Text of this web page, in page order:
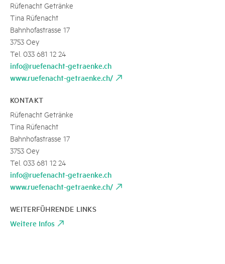
Rüfenacht Getränke
Tina Rüfenacht
Bahnhofastrasse 17
3753 Oey
Tel. 033 681 12 24
info@ruefenacht-getraenke.ch
www.ruefenacht-getraenke.ch/
KONTAKT
Rüfenacht Getränke
Tina Rüfenacht
Bahnhofastrasse 17
3753 Oey
Tel. 033 681 12 24
info@ruefenacht-getraenke.ch
www.ruefenacht-getraenke.ch/
WEITERFÜHRENDE LINKS
Weitere Infos